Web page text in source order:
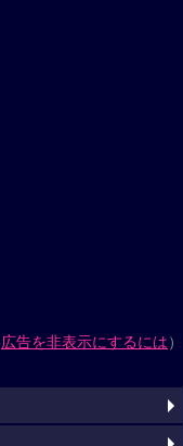
広告を非表示にするには）